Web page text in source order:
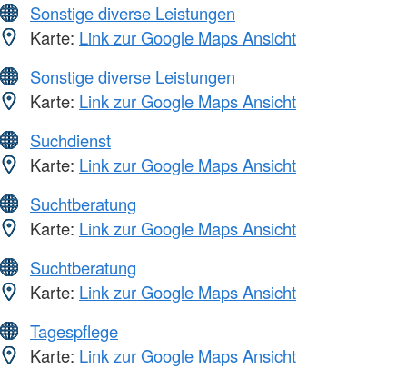
Sonstige diverse Leistungen
Karte: Link zur Google Maps Ansicht
Sonstige diverse Leistungen
Karte: Link zur Google Maps Ansicht
Suchdienst
Karte: Link zur Google Maps Ansicht
Suchtberatung
Karte: Link zur Google Maps Ansicht
Suchtberatung
Karte: Link zur Google Maps Ansicht
Tagespflege
Karte: Link zur Google Maps Ansicht